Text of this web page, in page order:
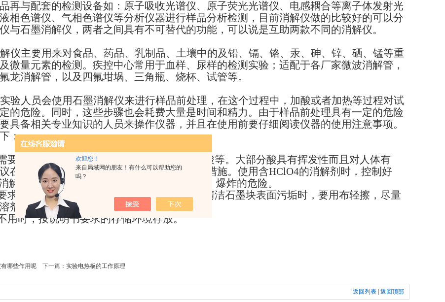
欢迎您！
来自局域网的朋友！有什么可以帮助您的
吗？
再与配套的检测设备如：原子吸收光谱仪、原子荧光光谱仪、电感耦合等离子体发射光
相色谱仪、气相色谱仪等分析仪器进行样品分析检测，目前消解仪做的比较好的可以分
与石墨消解仪，两者之间具有不可替代的功能，可以说是互助两款不同的消解仪。
仪主要用来对食品、药品、乳制品、土壤中的及铅、镉、铬、汞、砷、锌、硒、锰等重
微量元素的检测。疾控中心常用于血样、尿样的检测实验；适配于各厂家微波消解管，
龙消解管，以及四氟坩埚、三角瓶、烧杯、试管等。
验人员会使用石墨消解仪来进行样品前处理，在这个过程中，加酸或者加热等过程对试
的危险。同时，这些步骤也会耗费大量是时间和精力。由于样品前处理具有一定的危险
具备相关专业知识的人员来操作仪器，并且在使用前要仔细阅读仪器的使用注意事项。
：
要用到各种不同的酸，如盐酸、硝酸、氢氟酸等。大部分酸具有挥发性而且对人体有
在通风的环境下使用仪器，并做好各种防护措施。使用含HClO4的消解剂时，控制好
解温度等条件，安全才有保障，否则有燃烧、爆炸的危险。
求的工作环境下使用，不用时要拔掉电源，清洁石墨块表面污垢时，要用布轻擦，尽量
剂，不能损坏表面的涂层。
用时，按说明书要求的存储环境存放。
哪些作用呢 下一篇： 实验电热板的工作原理
返回列表 返回顶部